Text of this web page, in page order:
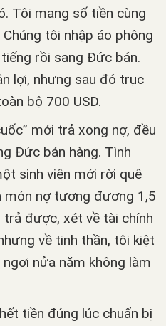
Tôi mang số tiền cùng
tôi nhập áo phông
rồi sang Đức bán.
lợi, nhưng sau đó trục
bộ 700 USD.
mới trả xong nợ, đều
Đức bán hàng. Tình
sinh viên mới rời quê
món nợ tương đương 1,5
được, xét về tài chính
về tinh thần, tôi kiệt
nửa năm không làm
tiền đúng lúc chuẩn bị